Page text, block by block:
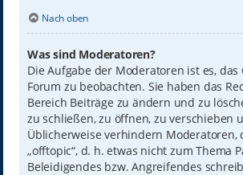
Nach oben
Was sind Moderatoren?
Die Aufgabe der Moderatoren ist es, das
Forum zu beobachten. Sie haben das
Bereich Beiträge zu ändern und zu
zu schließen, zu öffnen, zu verschieben
Üblicherweise verhindern Moderatoren,
„offtopic“, d. h. etwas nicht zum Thema
Beleidigendes bzw. Angreifendes